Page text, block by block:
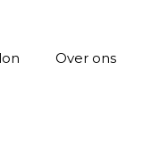
Over ons